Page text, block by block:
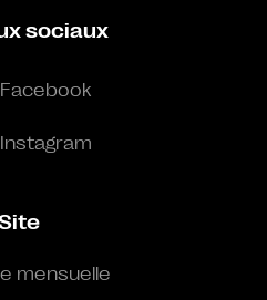
sociaux
Facebook
Instagram
mensuelle